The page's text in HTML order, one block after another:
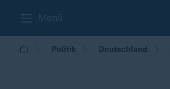
Menü
Politik Deutschland